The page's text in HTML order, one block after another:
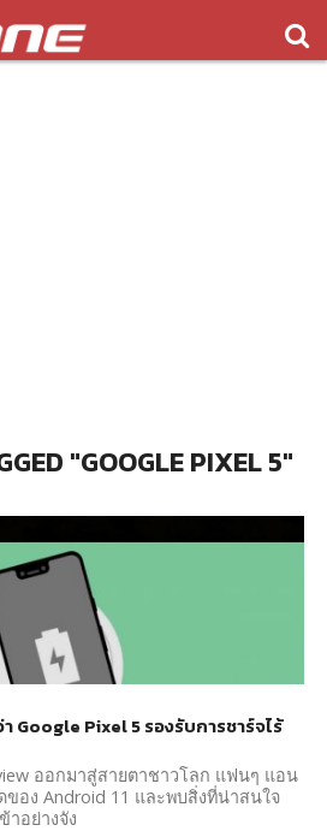
"GOOGLE PIXEL 5"
Google Pixel 5 รองรับการชาร์จไร้
ออกมาสู่สายตาชาวโลก แฟนๆ แอน
อง Android 11 และพบสิ่งที่น่าสนใจ
าอย่างจัง